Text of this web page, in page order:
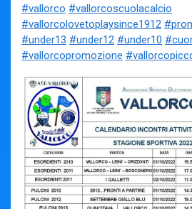
#vallorco #vallorcoscuolacalcio
#vallorcolovetoplaysince1912
#under13 #under12 #under10
#vallorcopromozione